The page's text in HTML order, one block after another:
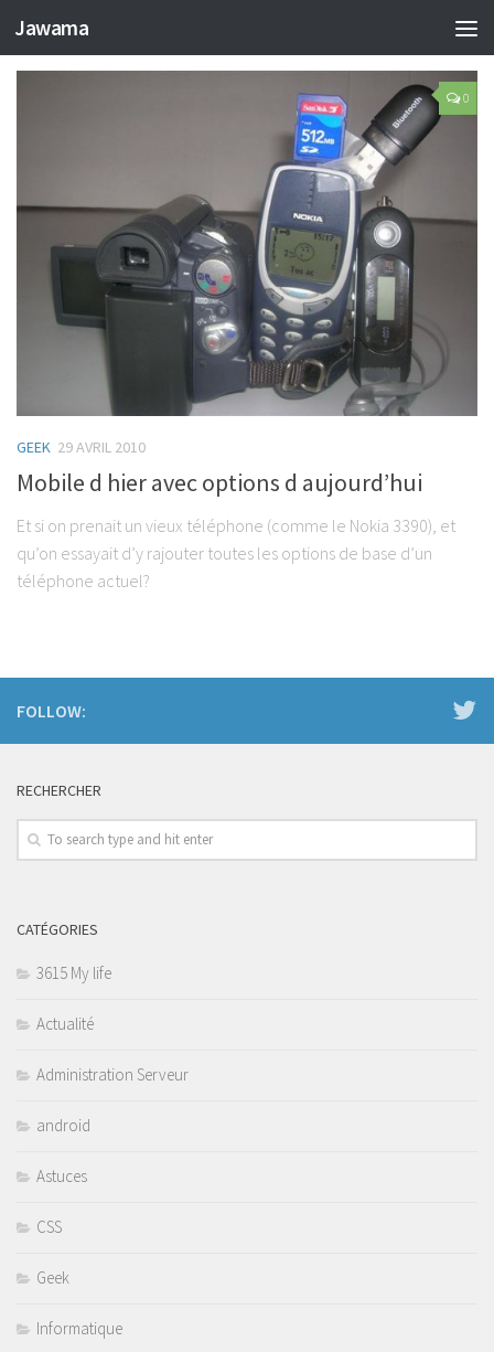
Jawama
CATEGORY:
0
GEEK 29 AVRIL 2010
Mobile d hier avec options d aujourd’hui
Et si on prenait un vieux téléphone (comme le Nokia 3390), et
qu’on essayait d’y rajouter toutes les options de base d’un
téléphone actuel?
FOLLOW:
RECHERCHER
CATÉGORIES
3615 My life
Actualité
Administration Serveur
android
Astuces
CSS
Geek
Informatique